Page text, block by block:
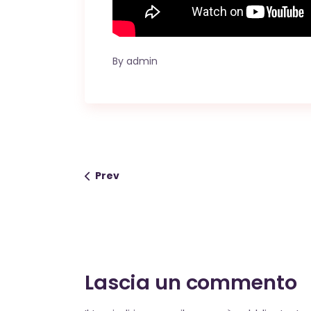
By admin
Prev
Lascia un commento